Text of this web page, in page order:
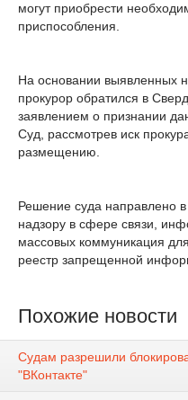
могут приобрести
приспособления.
На основании выявленных
прокурор обратился в
заявлением о признании
Суд, рассмотрев иск
размещению.
Решение суда направлено
надзору в сфере связи,
массовых коммуникация
реестр запрещенной
Похожие новости
Судам разрешили
"ВКонтакте"